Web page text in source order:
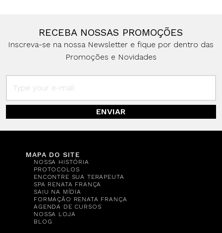
RECEBA NOSSAS PROMOÇÕES
Inscreva-se na nossa Newsletter e fique por dentro das
Promoções e Novidades
ENVIAR
MAPA DO SITE
NOSSA HISTÓRIA
PROTOCOLOS
ENCONTRE SUA TERAPEUTA
SPA RENATA FRANÇA
SAIU NA MÍDIA
FORMAÇÃO RENATA FRANÇA
AGENDA DE CURSOS
NOSSA LOJA
BLOG